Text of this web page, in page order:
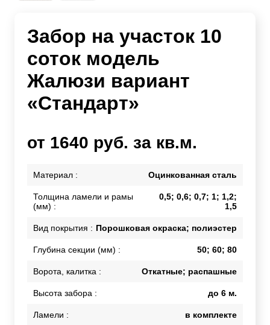
Забор на участок 10
соток модель
Жалюзи вариант
«Стандарт»
от 1640 руб. за кв.м.
Материал : Оцинкованная сталь
Толщина ламели и рамы
(мм) :
0,5; 0,6; 0,7; 1; 1,2;
1,5
Вид покрытия : Порошковая окраска; полиэстер
Глубина секции (мм) : 50; 60; 80
Ворота, калитка : Откатные; распашные
Высота забора : до 6 м.
Ламели : в комплекте